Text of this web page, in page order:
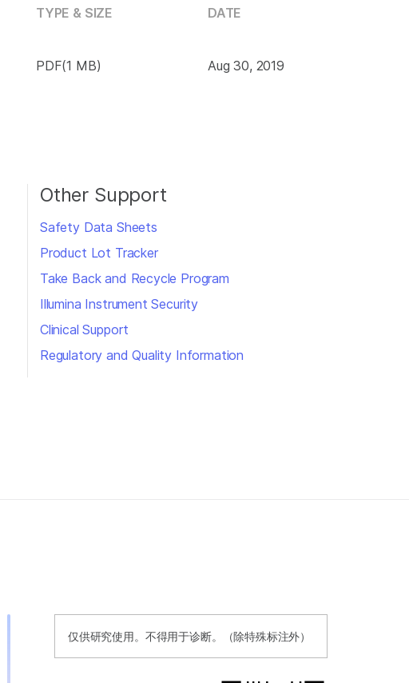
TYPE & SIZE DATE
PDF(1 MB) Aug 30, 2019
Other Support
Safety Data Sheets
Product Lot Tracker
Take Back and Recycle Program
Illumina Instrument Security
Clinical Support
Regulatory and Quality Information
仅供研究使用。不得用于诊断。（除特殊标注外）